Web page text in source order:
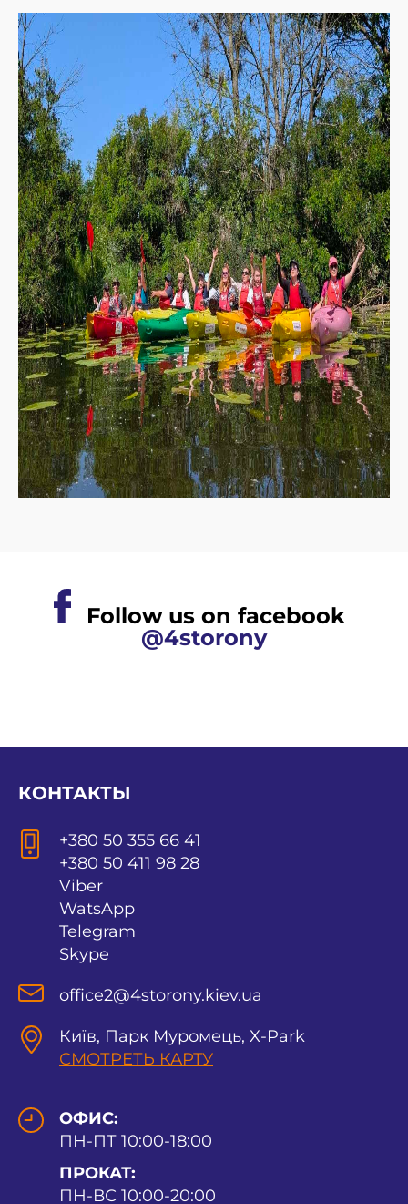
Follow us on facebook
@4storony
КОНТАКТЫ
+380 50 355 66 41
+380 50 411 98 28
Viber
WatsApp
Telegram
Skype
office2@4storony.kiev.ua
Київ, Парк Муромець, X-Park
СМОТРЕТЬ КАРТУ
ОФИС:
ПН-ПТ 10:00-18:00
ПРОКАТ:
ПН-ВС 10:00-20:00